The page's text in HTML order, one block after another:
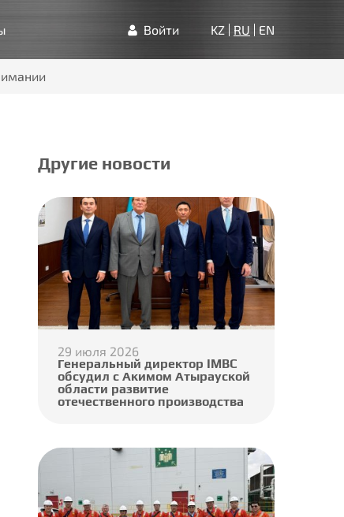
Войти KZ RU EN
Другие новости
29 июля 2026
Генеральный директор IMBC
обсудил с Акимом Атырауской
области развитие
отечественного производства